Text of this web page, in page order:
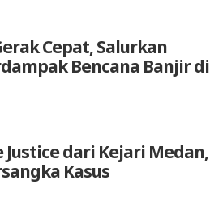
Cepat, Salurkan
Bencana Banjir di
dari Kejari Medan,
Kasus